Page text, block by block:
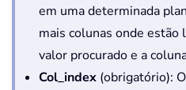
em uma determinada
mais colunas onde estão
valor procurado e a
Col_index (obrigatório):